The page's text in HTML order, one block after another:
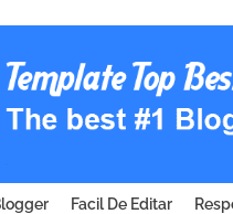
Facil De Editar